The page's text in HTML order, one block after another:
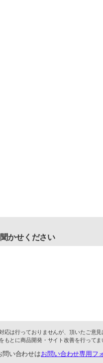
かせください
応は行っておりませんが、頂いたご意
もとに商品開発・サイト改善を行ってま
問い合わせはお問い合わせ専用フ